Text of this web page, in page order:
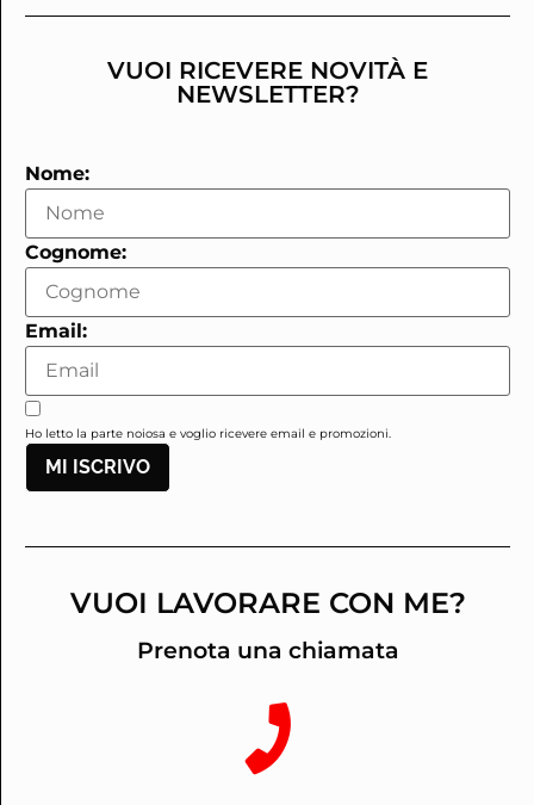
VUOI RICEVERE NOVITÀ E
NEWSLETTER?
Nome:
Cognome:
Email:
Ho letto la parte noiosa e voglio ricevere email e promozioni.
MI ISCRIVO
VUOI LAVORARE CON ME?
Prenota una chiamata